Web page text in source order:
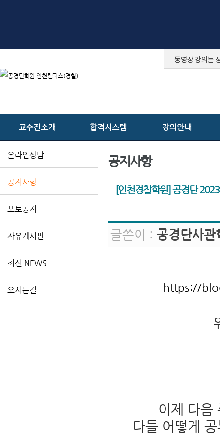
교수진소개 합격시스템 강의안내
온라인상담
공지사항
포토공지
자유게시판
최신 NEWS
오시는길
공지사항
[인천경찰학원] 공경단
글쓴이 : 공경단사관
https://
이제 다음
다들 어떻게